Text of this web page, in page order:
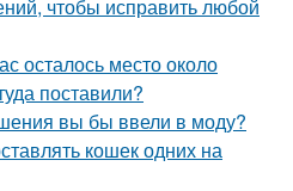
чтобы исправить любой
осталось место около
поставили?
вы бы ввели в моду?
кошек одних на